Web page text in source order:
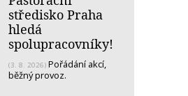
středisko Praha
hledá
spolupracovníky!
(3. 8. 2026) Pořádání akcí,
běžný provoz.